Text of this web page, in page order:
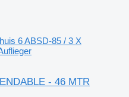
6 ABSD-85 / 3 X
- 46 MTR